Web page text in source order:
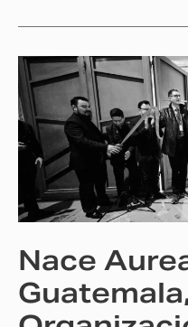
Nace
Nace
Aurea
en
Guatemala,
una
Nueva
Organización
Gestión